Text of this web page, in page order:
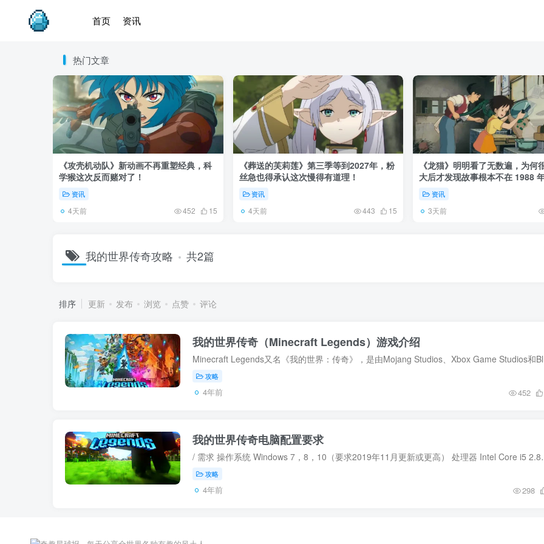
首页 资讯
热门文章
《攻壳机动队》新动画不再重塑经典，科
学猴这次反而赌对了！
资讯
4天前 452 15
《葬送的芙莉莲》第三季等到2027年，粉
丝急也得承认这次慢得有道理！
资讯
4天前 443 15
《龙猫》明明看了无数遍，为何
大后才发现故事根本不在 1988
资讯
3天前
我的世界传奇攻略 共2篇
排序 更新 发布 浏览 点赞 评论
我的世界传奇（Minecraft Legends）游戏介绍
攻略
4年前 452
我的世界传奇电脑配置要求
/ 需求 操作系统 Windows 7，8，10（要
攻略
4年前 298